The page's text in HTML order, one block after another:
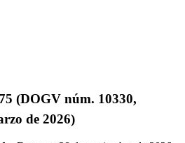
(DOGV núm. 10330,
de 2026)